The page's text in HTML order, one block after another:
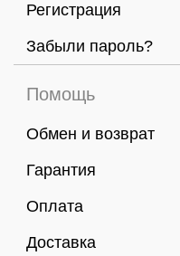
Регистрация
Забыли пароль?
Помощь
Обмен и возврат
Гарантия
Оплата
Доставка